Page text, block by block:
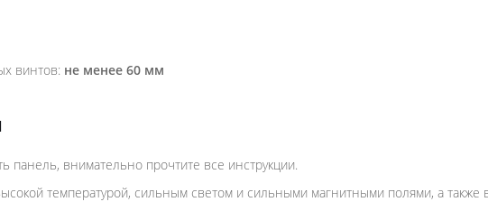
винтов: не менее 60 мм
панель, внимательно прочтите все инструкции.
температурой, сильным светом и сильными магнитными полями, а также